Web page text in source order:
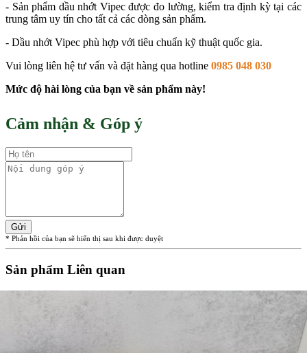
- Sản phẩm dầu nhớt Vipec được đo lường, kiểm tra định kỳ tại các
trung tâm uy tín cho tất cả các dòng sản phẩm.
- Dầu nhớt Vipec phù hợp với tiêu chuẩn kỹ thuật quốc gia.
Vui lòng liên hệ tư vấn và đặt hàng qua hotline 0985 048 030
Mức độ hài lòng của bạn về sản phẩm này!
Cảm nhận & Góp ý
Gửi
* Phản hồi của bạn sẽ hiển thị sau khi được duyệt
Sản phẩm Liên quan